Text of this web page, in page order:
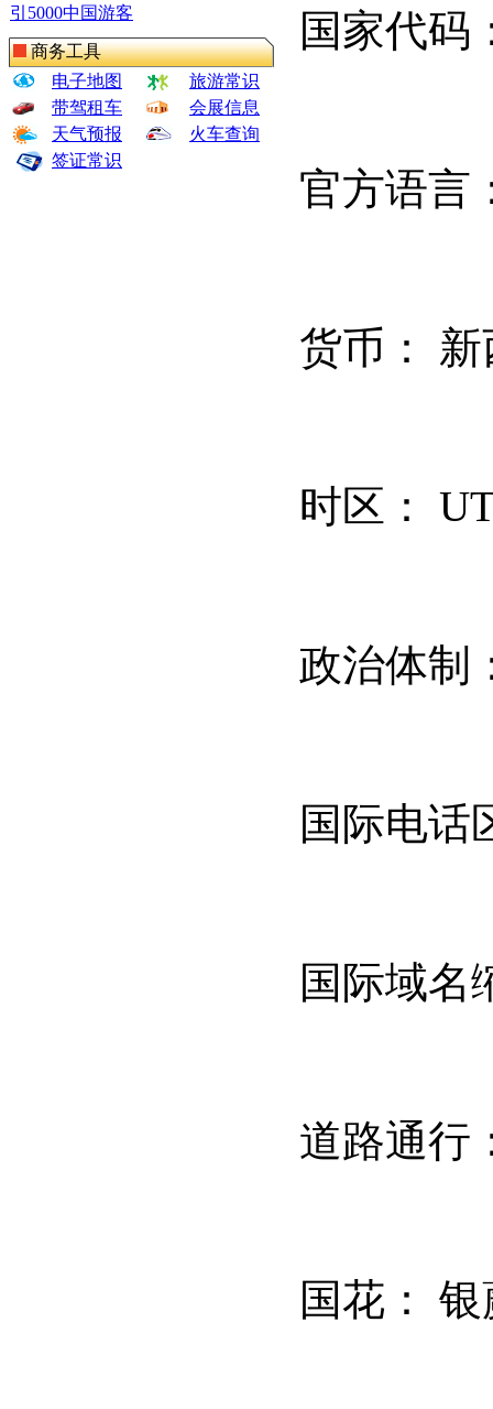
引5000中国游客
商务工具
电子地图
旅游常识
带驾租车
会展信息
天气预报
火车查询
签证常识
国家代码
官方语言
货币：
时区：
政治体制
国际电话
国际域名
道路通行
国花： 银